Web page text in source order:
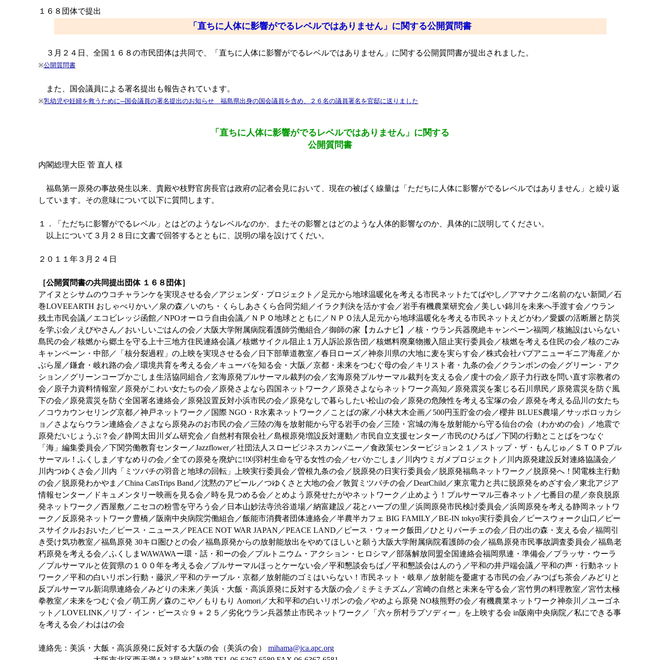
１６８団体で提出
「直ちに人体に影響がでるレベルではありません」に関する公開質問書
３月２４日、全国１６８の市民団体は共同で、「直ちに人体に影響がでるレベルではありません」に関する公開質問書が提出されました。
※公開質問書
また、国会議員による署名提出も報告されています。
※乳幼児や妊婦を救うために─国会議員の署名提出のお知らせ 福島県出身の国会議員を含め、２６名の議員署名を官邸に送りました
「直ちに人体に影響がでるレベルではありません」に関する
公開質問書
内閣総理大臣 菅 直人 様
福島第一原発の事故発生以来、貴殿や枝野官房長官は政府の記者会見において、現在の被ばく線量は「ただちに人体に影響がでるレベルではありません」と繰り返
しています。その意味について以下に質問します。
１．「ただちに影響がでるレベル」とはどのようなレベルなのか、またその影響とはどのような人体的影響なのか、具体的に説明してください。
以上について３月２８日に文書で回答するとともに、説明の場を設けてくだい。
２０１１年３月２４日
［公開質問書の共同提出団体 １６８団体］
アイヌとシサムのウコチャランケを実現させる会／アジェンダ・プロジェクト／足元から地球温暖化を考える市民ネットたてばやし／アマナクニ/名前のない新聞／石
巻LOVEEARTH おしゃべりかい／泉の森／いのち・くらしあさくら合同労組／イラク判決を活かす会／岩手有機農業研究会／美しい錦川を未来へ手渡す会／ウラン
残土市民会議／エコビレッジ函館／NPOオーロラ自由会議／ＮＰＯ地球とともに／ＮＰＯ法人足元から地球温暖化を考える市民ネットえどがわ／愛媛の活断層と防災
を学ぶ会／えびやさん／おいしいごはんの会／大阪大学附属病院看護師労働組合／御師の家【カムナビ】／核・ウラン兵器廃絶キャンペーン福岡／核施設はいらない
島民の会／核燃から郷土を守る上十三地方住民連絡会議／核燃サイクル阻止１万人訴訟原告団／核燃料廃棄物搬入阻止実行委員会／核燃を考える住民の会／核のごみ
キャンペーン・中部／「核分裂過程」の上映を実現させる会／日下部華道教室／春日ローズ／神奈川県の大地に麦を実らす会／株式会社パプアニューギニア海産／か
ぶら屋／鎌倉・岐れ路の会／環境共育を考える会／キューバを知る会・大阪／京都・未来をつむぐ母の会／キリスト者・九条の会／クランボンの会／グリーン・アク
ション／グリーンコープかごしま生活協同組合／玄海原発プルサーマル裁判の会／玄海原発プルサーマル裁判を支える会／虔十の会／原子力行政を問い直す宗教者の
会／原子力資料情報室／原発がこわい女たちの会／原発さよなら四国ネットワーク／原発さよならネットワーク高知／原発震災を案じる石川県民／原発震災を防ぐ風
下の会／原発震災を防ぐ全国署名連絡会／原発設置反対小浜市民の会／原発なしで暮らしたい松山の会／原発の危険性を考える宝塚の会／原発を考える品川の女たち
／コウカウンセリング京都／神戸ネットワーク／国際 NGO・R水素ネットワーク／ことばの家／小林大木企画／500円玉貯金の会／櫻井 BLUES農場／サッポロッカシ
ョ／さよならウラン連絡会／さよなら原発みのお市民の会／三陸の海を放射能から守る岩手の会／三陸・宮城の海を放射能から守る仙台の会（わかめの会）／地震で
原発だいじょうぶ？会／静岡太田川ダム研究会／自然村有限会社／島根原発増設反対運動／市民自立支援センター／市民のひろば／下関の行動とことばをつなぐ
「海」編集委員会／下関労働教育センター／Jazzflower／社団法人スロービジネスカンパニー／食政策センタービジョン２１／ストップ・ザ・もんじゅ／ＳＴＯＰプル
サーマル！ふくしま／すなめりの会／全ての原発を廃炉に!!刈羽村生命を守る女性の会／セパかごしま／川内ウミガメプロジェクト／川内原発建設反対連絡協議会／
川内つゆくさ会／川内「ミツバチの羽音と地球の回転」上映実行委員会／曽根九条の会／脱原発の日実行委員会／脱原発福島ネットワーク／脱原発へ！関電株主行動
の会／脱原発わかやま／China CatsTrips Band／沈黙のアピール／つゆくさと大地の会／敦賀ミツバチの会／DearChild／東京電力と共に脱原発をめざす会／東北アジア
情報センター／ドキュメンタリー映画を見る会／時を見つめる会／とめよう原発せたがやネットワーク／止めよう！プルサーマル三春ネット／七番目の星／奈良脱原
発ネットワーク／西屋敷／ニセコの粉雪を守ろう会／日本山妙法寺渋谷道場／納富建設／花とハーブの里／浜岡原発市民検討委員会／浜岡原発を考える静岡ネットワ
ーク／反原発ネットワーク豊橋／阪南中央病院労働組合／飯能市消費者団体連絡会／半農半カフェ BIG FAMILY／BE-IN tokyo実行委員会／ピースウォーク山口／ピー
スサイクルおおいた／ピース・ニュース／PEACE NOT WAR JAPAN／PEACE LAND／ピース・ウォーク飯田／ひとりパーチェの会／日の出の森・支える会／福岡引
き受け気功教室／福島原発 30キロ圏ひとの会／福島原発からの放射能放出をやめてほしいと願う大阪大学附属病院看護師の会／福島原発市民事故調査委員会／福島老
朽原発を考える会／ふくしまWAWAWAー環・話・和ーの会／プルトニウム・アクション・ヒロシマ／部落解放同盟全国連絡会福岡県連・準備会／プラッサ・ウーラ
／プルサーマルと佐賀県の１００年を考える会／プルサーマルほっとケーない会／平和懇談会ちば／平和懇談会はんのう／平和の井戸端会議／平和の声・行動ネット
ワーク／平和の白いリボン行動・藤沢／平和のテーブル・京都／放射能のゴミはいらない！市民ネット・岐阜／放射能を憂慮する市民の会／みつばち茶会／みどりと
反プルサーマル新潟県連絡会／みどりの未来／美浜・大飯・高浜原発に反対する大阪の会／ミチミチズム／宮崎の自然と未来を守る会／宮竹男の料理教室／宮竹太極
拳教室／未来をつむぐ会／萌工房／森のこや／もりもり Aomori／大和平和の白いリボンの会／やめよら原発 NO核熊野の会／有機農業ネットワーク神奈川／ユーゴネ
ット／LOVELINK／リブ・イン・ピース☆９＋２５／劣化ウラン兵器禁止市民ネットワーク／「六ヶ所村ラプソディー」を上映する会 in阪南中央病院／私にできる事
を考える会／わははの会
連絡先：美浜・大飯・高浜原発に反対する大阪の会（美浜の会） mihama@jca.apc.org